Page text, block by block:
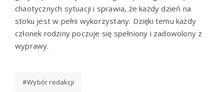
chaotycznych sytuacji i sprawia, że każdy dzień na
stoku jest w pełni wykorzystany. Dzięki temu każdy
członek rodziny poczuje się spełniony i zadowolony z
wyprawy.
Wybór redakcji